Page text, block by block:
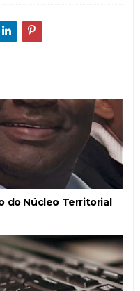
do Núcleo Territorial